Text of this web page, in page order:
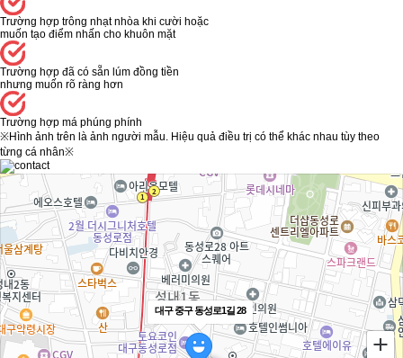
Trường hợp trông nhạt nhòa khi cười hoặc
muốn tạo điểm nhấn cho khuôn mặt
Trường hợp đã có sẵn lúm đồng tiền
nhưng muốn rõ ràng hơn
Trường hợp má phúng phính
※Hình ảnh trên là ảnh người mẫu. Hiệu quả điều trị có thể khác nhau tùy theo
từng cá nhân※
대구 중구 동성로1길 28